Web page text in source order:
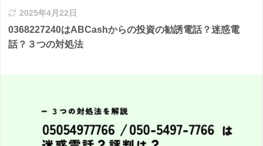
2025年4月22日
0368227240はABCashからの投資の勧誘電話？迷惑電
話？３つの対処法